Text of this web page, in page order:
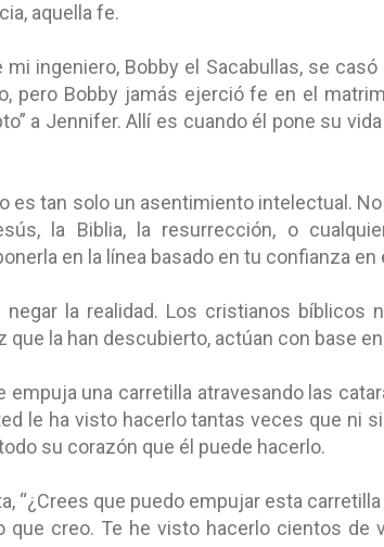
aquella fe.
ingeniero, Bobby el Sacabullas, se casó
pero Bobby jamás ejerció fe en el
a Jennifer. Allí es cuando él pone su
es tan solo un asentimiento intelectual.
la Biblia, la resurrección, o
en la línea basado en tu confianza
la realidad. Los cristianos bíblicos
que la han descubierto, actúan con base
empuja una carretilla atravesando las
le ha visto hacerlo tantas veces que ni
su corazón que él puede hacerlo.
“¿Crees que puedo empujar esta
que creo. Te he visto hacerlo cientos de